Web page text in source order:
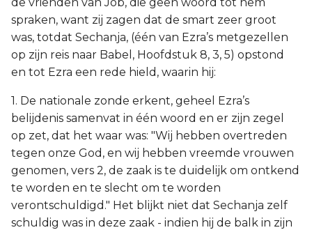
spraken, want zij zagen dat de smart zeer groot
was, totdat Sechanja, (één van Ezra’s metgezellen
op zijn reis naar Babel, Hoofdstuk 8, 3, 5) opstond
en tot Ezra een rede hield, waarin hij:
1. De nationale zonde erkent, geheel Ezra’s
belijdenis samenvat in één woord en er zijn zegel
op zet, dat het waar was: "Wij hebben overtreden
tegen onze God, en wij hebben vreemde vrouwen
genomen, vers 2, de zaak is te duidelijk om ontkend
te worden en te slecht om te worden
verontschuldigd." Het blijkt niet dat Sechanja zelf
schuldig was in deze zaak - indien hij de balk in zijn